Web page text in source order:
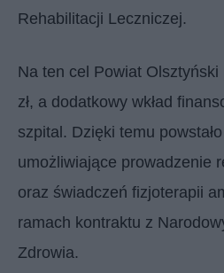
Rehabilitacji Leczniczej.
Na ten cel Powiat Olsztyński
zł, a dodatkowy wkład
szpital. Dzięki temu
umożliwiające prowadzenie
oraz świadczeń fizjoterapii
ramach kontraktu z
Zdrowia.